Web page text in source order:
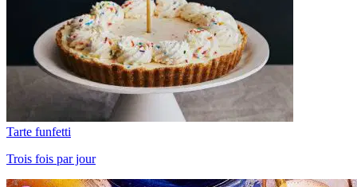
Tarte funfetti
Trois fois par jour